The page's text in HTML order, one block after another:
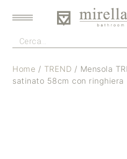
Home / TREND / Mensola
satinato 58cm con ringhiera